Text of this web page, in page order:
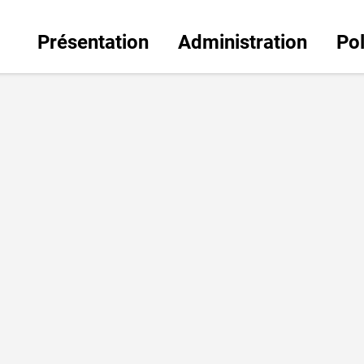
Présentation Administration